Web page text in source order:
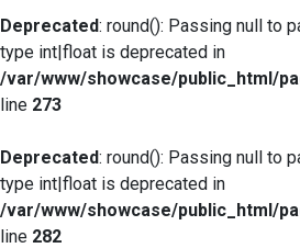
Deprecated: round(): Passing null to
type int|float is deprecated in
/var/www/showcase/public_html/
line 273
Deprecated: round(): Passing null to
type int|float is deprecated in
/var/www/showcase/public_html/
line 282